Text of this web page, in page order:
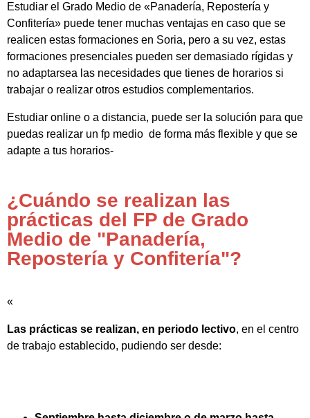
Estudiar el Grado Medio de «Panadería, Repostería y
Confitería» puede tener muchas ventajas en caso que se
realicen estas formaciones en Soria, pero a su vez, estas
formaciones presenciales pueden ser demasiado rígidas y
no adaptarsea las necesidades que tienes de horarios si
trabajar o realizar otros estudios complementarios.
Estudiar online o a distancia, puede ser la solución para que
puedas realizar un fp medio de forma más flexible y que se
adapte a tus horarios-
¿Cuándo se realizan las
prácticas del FP de Grado
Medio de "Panadería,
Repostería y Confitería"?
«
Las prácticas se realizan, en periodo lectivo, en el centro
de trabajo establecido, pudiendo ser desde: